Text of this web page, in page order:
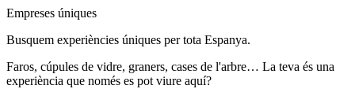
Empreses úniques
Busquem experiències úniques per tota Espanya.
Faros, cúpules de vidre, graners, cases de l'arbre… La teva és una
experiència que només es pot viure aquí?